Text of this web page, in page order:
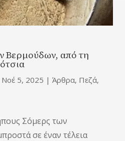
Βερμούδων, από τη
Νοέ 5, 2025 | Άρθρα, Πεζά,
Σόμερς των
σε έναν τέλεια